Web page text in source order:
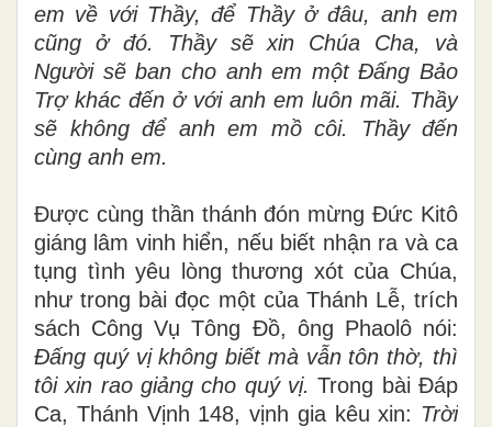
em về với Thầy, để Thầy ở đâu, anh em
cũng ở đó. Thầy sẽ xin Chúa Cha, và
Người sẽ ban cho anh em một Đấng Bảo
Trợ khác đến ở với anh em luôn mãi. Thầy
sẽ không để anh em mồ côi. Thầy đến
cùng anh em.
Được cùng thần thánh đón mừng Đức Kitô
giáng lâm vinh hiển, nếu biết nhận ra và ca
tụng tình yêu lòng thương xót của Chúa,
như trong bài đọc một của Thánh Lễ, trích
sách Công Vụ Tông Đồ, ông Phaolô nói:
Đấng quý vị không biết mà vẫn tôn thờ, thì
tôi xin rao giảng cho quý vị.Trong bài Đáp
Ca, Thánh Vịnh 148, vịnh gia kêu xin: Trời